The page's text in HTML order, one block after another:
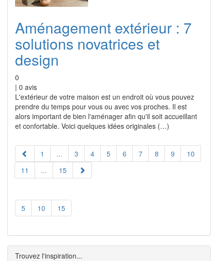
Aménagement extérieur : 7
solutions novatrices et
design
0
| 0 avis
L'extérieur de votre maison est un endroit où vous pouvez
prendre du temps pour vous ou avec vos proches. Il est
alors important de bien l'aménager afin qu'il soit accueillant
et confortable. Voici quelques idées originales (…)
1 ... 3 4 5 6 7 8 9
10
11
... 15
5 10 15
Trouvez l'inspiration...